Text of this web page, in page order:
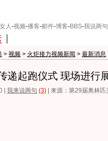
女人-视频-播客-邮件-博客-BBS-我说两句
> 视频 > 火炬接力视频新闻 > 最新消息
递起跑仪式 现场进行
| 我来说两句 (3) | 来源：第29届奥林